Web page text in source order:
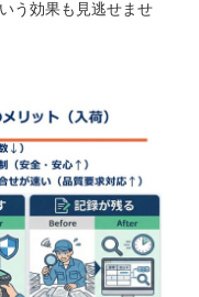
う効果も見逃せませ